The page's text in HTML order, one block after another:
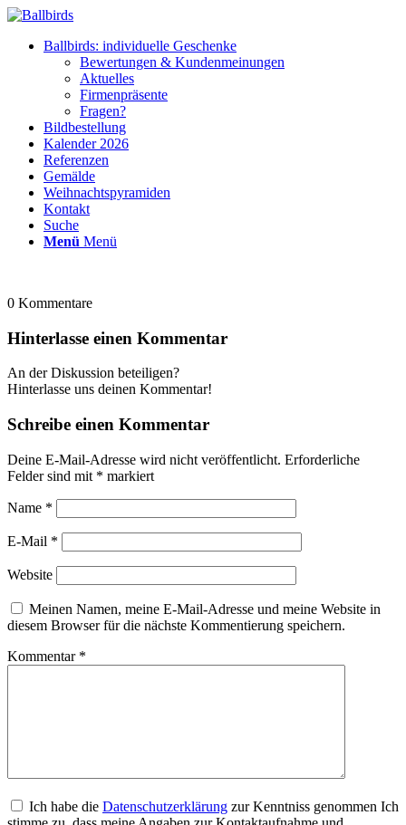
Ballbirds: individuelle Geschenke
Bewertungen & Kundenmeinungen
Aktuelles
Firmenpräsente
Fragen?
Bildbestellung
Kalender 2026
Referenzen
Gemälde
Weihnachtspyramiden
Kontakt
Suche
Menü Menü
0 Kommentare
Hinterlasse einen Kommentar
An der Diskussion beteiligen?
Hinterlasse uns deinen Kommentar!
Schreibe einen Kommentar
Deine E-Mail-Adresse wird nicht veröffentlicht. Erforderliche
Felder sind mit * markiert
Name *
E-Mail *
Website
Meinen Namen, meine E-Mail-Adresse und meine Website in
diesem Browser für die nächste Kommentierung speichern.
Kommentar *
Ich habe die Datenschutzerklärung zur Kenntniss genommen Ich